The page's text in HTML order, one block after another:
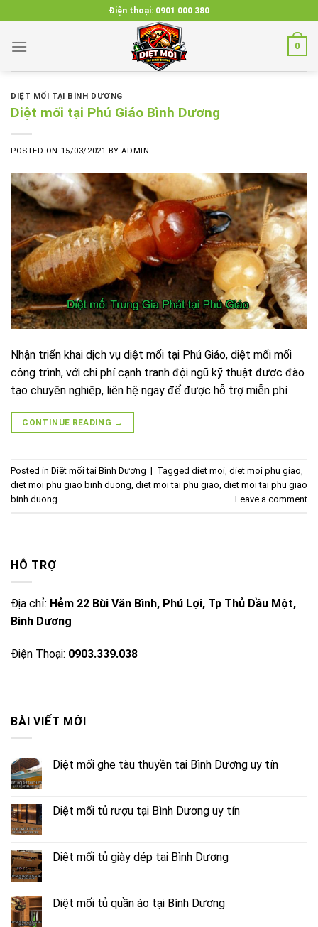
to
content
Điện thoại: 0901 000 380
0
DIỆT MỐI TẠI BÌNH DƯƠNG
Diệt mối tại Phú Giáo Bình Dương
POSTED ON 15/03/2021 BYADMIN
Nhận triển khai dịch vụ diệt mối tại Phú Giáo, diệt mối mối
công trình, với chi phí cạnh tranh đội ngũ kỹ thuật được đào
tạo chuyên nghiệp, liên hệ ngay để được hỗ trợ miễn phí
CONTINUE READING →
Posted in Diệt mối tại Bình Dương | Tagged diet moi diet moi phu giao
diet moi phu giao binh duong diet moi tai phu giao diet moi tai phu giao
binh duong
Leave a comment
HỖ TRỢ
Địa chỉ: Hẻm 22 Bùi Văn Bình, Phú Lợi, Tp Thủ Dầu Một,
Bình Dương
Điện Thoại: 0903.339.038
BÀI VIẾT MỚI
Diệt mối ghe tàu thuyền tại Bình Dương uy tín
Diệt mối tủ rượu tại Bình Dương uy tín
Diệt mối tủ giày dép tại Bình Dương
Diệt mối tủ quần áo tại Bình Dương